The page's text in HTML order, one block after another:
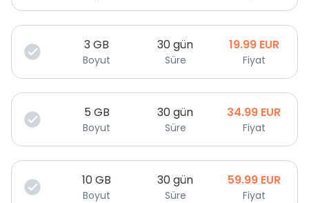
3GB
Boyut
30 gün
Süre
19.99 EUR
Fiyat
5 GB
Boyut
30 gün
Süre
34.99 EUR
Fiyat
10GB
Boyut
30 gün
Süre
59.99 EUR
Fiyat